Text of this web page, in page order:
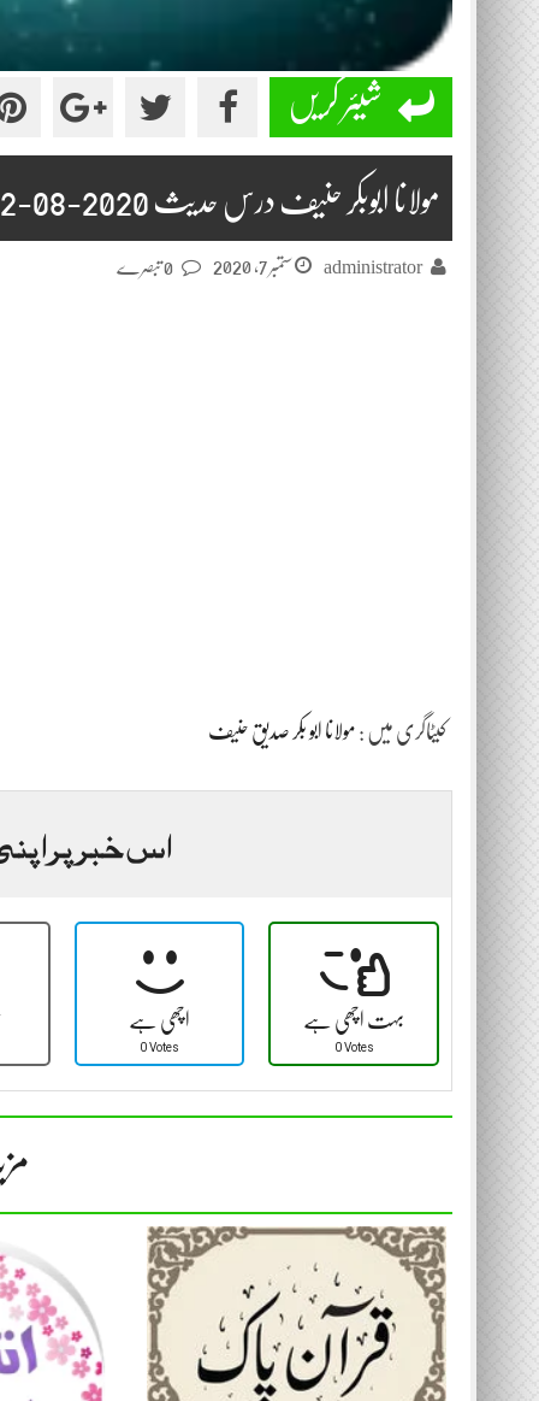
شیئر کریں
مولانا ابوبکر حنیف درس حدیث 2020-08-22
administrator ستمبر 7, 2020
کیٹاگری میں : مولانا ابو بکر صدیق حنیف
اس خبر پر
اچھی ہے
0 Votes
بہت اچھی ہے
0 Votes